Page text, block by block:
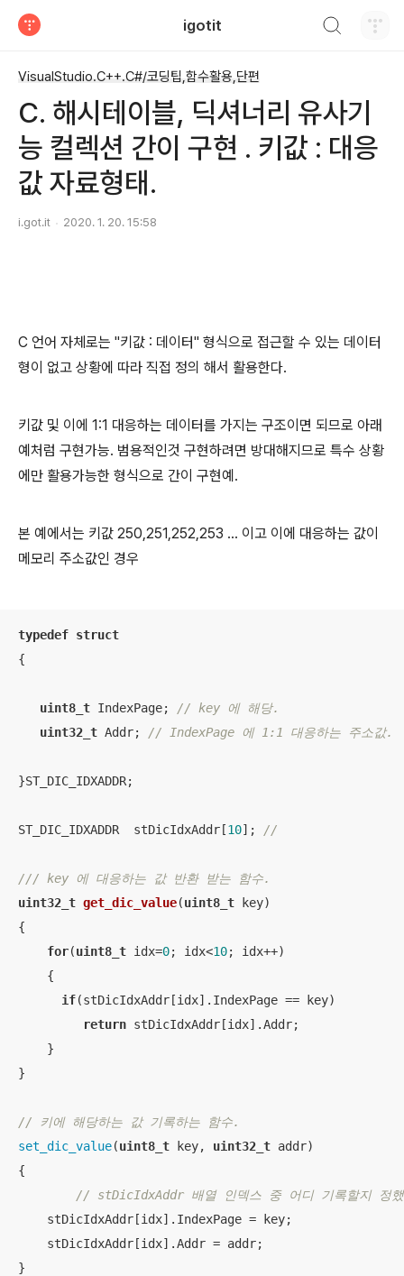
igotit
VisualStudio.C++.C#/코딩팁,함수활용,단편
C. 해시테이블, 딕셔너리 유사기
능 컬렉션 간이 구현 . 키값 : 대응
값 자료형태.
i.got.it 2020. 1. 20. 15:58
C 언어 자체로는 "키값 : 데이터" 형식으로 접근할 수 있는 데이터
형이 없고 상황에 따라 직접 정의 해서 활용한다.
키값 및 이에 1:1 대응하는 데이터를 가지는 구조이면 되므로 아래
예처럼 구현가능. 범용적인것 구현하려면 방대해지므로 특수 상황
에만 활용가능한 형식으로 간이 구현예.
본 예에서는 키값 250,251,252,253 ... 이고 이에 대응하는 값이
메모리 주소값인 경우
typedef struct
{
uint8_t IndexPage;
// key 에 해당.
uint32_t Addr; // IndexPage 에 1:1 대응하는 주소값.
}ST_DIC_IDXADDR;
ST_DIC_IDXADDR  stDicIdxAddr[10]; //
/// key 에 대응하는 값 반환 받는 함수.
uint32_t get_dic_value(uint8_t key)
{
for(uint8_t idx=0; idx<10; idx++)
    {
if(stDicIdxAddr[idx].IndexPage == key)
return stDicIdxAddr[idx].Addr;
    }
}
// 키에 해당하는 값 기록하는 함수.
set_dic_value(uint8_t key, uint32_t addr)
{
// stDicIdxAddr 배열 인덱스 중 어디 기록할지 정
    stDicIdxAddr[idx].IndexPage = key;
    stDicIdxAddr[idx].Addr = addr;
}